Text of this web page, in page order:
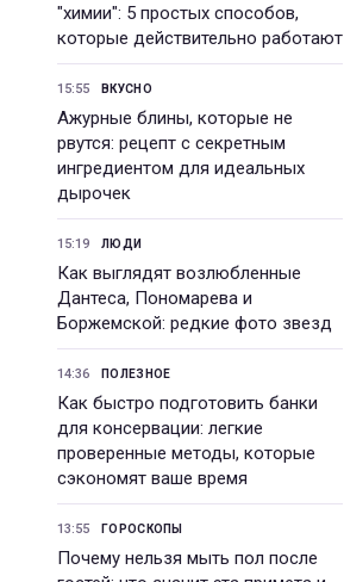
"химии": 5 простых способов,
которые действительно работают
15:55 ВКУСНО
Ажурные блины, которые не
рвутся: рецепт с секретным
ингредиентом для идеальных
дырочек
15:19 ЛЮДИ
Как выглядят возлюбленные
Дантеса, Пономарева и
Боржемской: редкие фото звезд
14:36 ПОЛЕЗНОЕ
Как быстро подготовить банки
для консервации: легкие
проверенные методы, которые
сэкономят ваше время
13:55 ГОРОСКОПЫ
Почему нельзя мыть пол после